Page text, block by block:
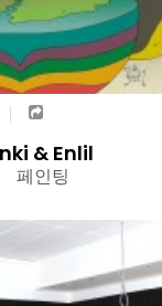
& Enlil
페인팅